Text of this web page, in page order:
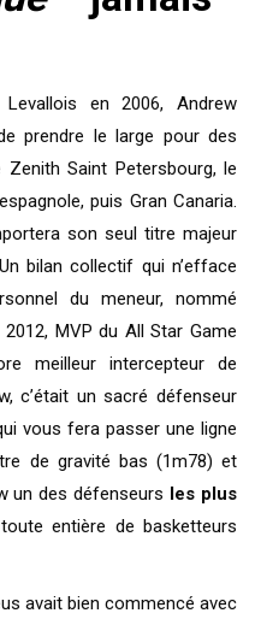
en 2006, Andrew
prendre le large pour des
Saint Petersbourg, le
puis Gran Canaria.
son seul titre majeur
bilan collectif qui n’efface
du meneur, nommé
MVP du All Star Game
meilleur intercepteur de
c’était un sacré défenseur
vous fera passer une ligne
de gravité bas (1m78) et
un des défenseurs les plus
entière de basketteurs
avait bien commencé avec